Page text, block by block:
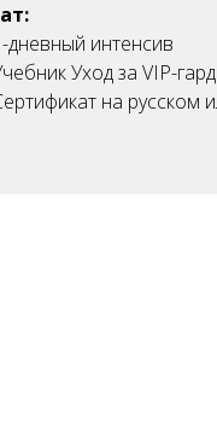
дневный интенсив
Уход за VIP-
на русском